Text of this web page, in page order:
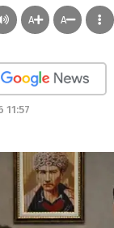
A A
11:57